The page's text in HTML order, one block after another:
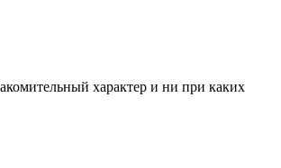
характер и ни при каких